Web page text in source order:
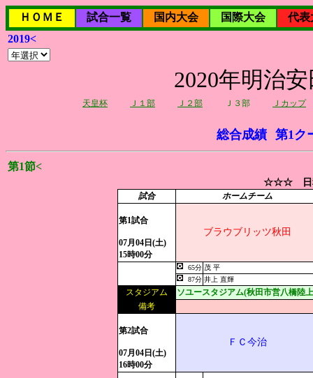
ＨＯＭＥ 試合一覧 国内大会 国際大会
代表
2019<
2020年明治
天皇杯 Ｊ１部 Ｊ２部 Ｊ３部 Ｊカップ
総合成績 第1ク
第1節<
☆☆☆ 日
試合 ホームチーム
第1試合
07月04日(土)
15時00分
ブラウブリッツ秋田
65分 茂 平
87分 井上 直輝
スタジアム
ソユースタジアム(秋田市営八橋陸
備考
第2試合
07月04日(土)
16時00分
ＦＣ今治